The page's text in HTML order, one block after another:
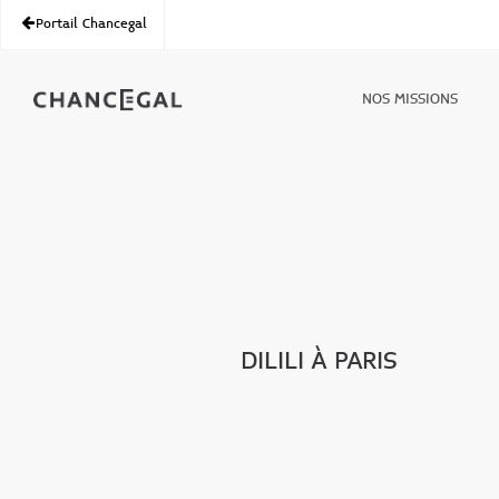
Portail Chancegal
NOS MISSIONS
DILILI À PARIS